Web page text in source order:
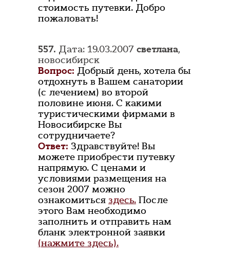
стоимость путевки. Добро
пожаловать!
557. Дата: 19.03.2007 светлана,
новосибирск
Вопрос: Добрый день, хотела бы
отдохнуть в Вашем санатории
(с лечением) во второй
половине июня. С какими
туристическими фирмами в
Новосибирске Вы
сотрудничаете?
Ответ: Здравствуйте! Вы
можете приобрести путевку
напрямую. С ценами и
условиями размещения на
сезон 2007 можно
ознакомиться здесь. После
этого Вам необходимо
заполнить и отправить нам
бланк электронной заявки
(нажмите здесь).